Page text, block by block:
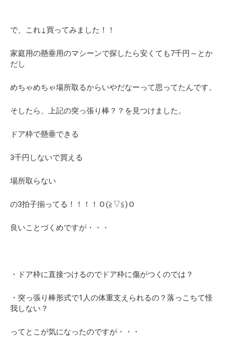
で、これ↓買ってみました！！
家庭用の懸垂用のマシーンで探したら安くても7千円～とか
だし
めちゃめちゃ場所取るからいやだなーって思ってたんです。
そしたら、上記の突っ張り棒？？を見つけました。
ドア枠で懸垂できる
3千円しないで買える
場所取らない
の3拍子揃ってる！！！！Ｏ(≧▽≦)Ｏ
良いことづくめですが・・・
・ドア枠に直接つけるのでドア枠に傷がつくのでは？
・突っ張り棒形式で1人の体重支えられるの？落っこちて怪
我しない？
ってとこが気になったのですが・・・